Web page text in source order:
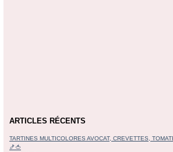
ARTICLES RÉCENTS
TARTINES MULTICOLORES AVOCAT, CREVETTES,
🍤🍅